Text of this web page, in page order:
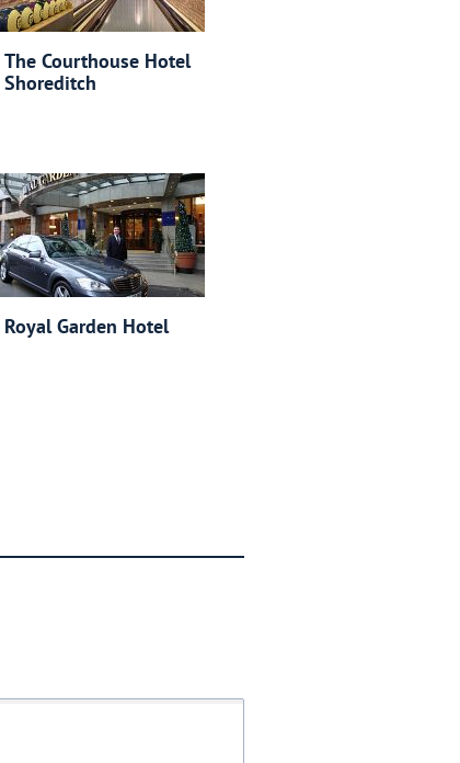
The Courthouse Hotel
Shoreditch
Royal Garden Hotel